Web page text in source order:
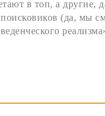
в топ, а
(да, мы